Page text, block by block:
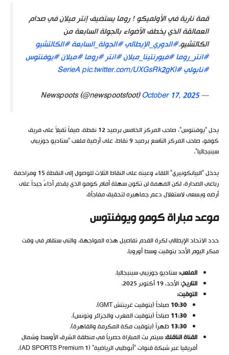
قمة نارية في الأولميكو ! روما يستضيف إنتر ميلان في صدام
العمالقة الذي يخطف الأضواء بالجولة السابعة من
الكالتشيو.#الدوري_الإيطالي#الجولة_السابعة#الكالتشيو
#انتر_روما#فيورنتينا_ميلان#انتر#روما#ميلان#يوفنتوس
#نابولي#SerieA
pic.twitter.com/UXGsRk2gKl
— Newspoots (@newspootsfoot)
October 17, 2025
يحل “يوفنتوس”، صاحب المركز الخامس برصيد 12 نقطة، ضيفاً ثقيلاً على فريق
كومو، صاحب المركز التاسع برصيد 9 نقاط، على أرضية ملعب “ستاديو جوزيبي
سينيجاليا”.
يدخل “البيانكونيري” اللقاء وعينه على النقاط الثلاث للوصول إلى النقطة 15 ومزاحمة
رباعي الصدارة، لكن المهمة لن تكون سهلة أمام كومو الذي يقدم أداءً جيداً على
أرضه ويسعى لاستغلال دعم جماهيره لتحقيق مفاجأة.
موعد مباراة كومو ويوفنتوس
حدد الاتحاد الإيطالي لكرة القدم تفاصيل هذه المواجهة، والتي ستقام في وقت
مبكر اليوم الأحد بتوقيت وسط أوروبا.
الملعب:ستاديو جوزيبي سينيجاليا.
التاريخ:الأحد، 19 أكتوبر 2025.
التوقيت:
10:30 صباحاً (بتوقيت غرينتش GMT).
11:30 صباحاً (بتوقيت المغرب والجزائر وتونس).
13:30 ظهراً (بتوقيت مكة المكرمة والقاهرة).
القناة الناقلة:سيتم بث المباراة حصرياً في منطقة الشرق الأوسط وشمال
أفريقيا عبر شبكة قنوات “أبوظبي الرياضية” (AD SPORTS Premium 1).